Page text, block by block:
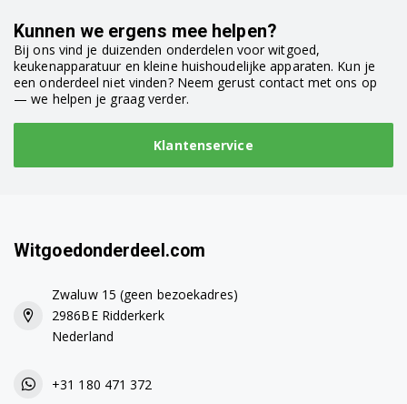
Kunnen we ergens mee helpen?
Bij ons vind je duizenden onderdelen voor witgoed,
keukenapparatuur en kleine huishoudelijke apparaten. Kun je
een onderdeel niet vinden? Neem gerust contact met ons op
— we helpen je graag verder.
Klantenservice
Witgoedonderdeel.com
Zwaluw 15 (geen bezoekadres)
2986BE Ridderkerk
Nederland
+31 180 471 372